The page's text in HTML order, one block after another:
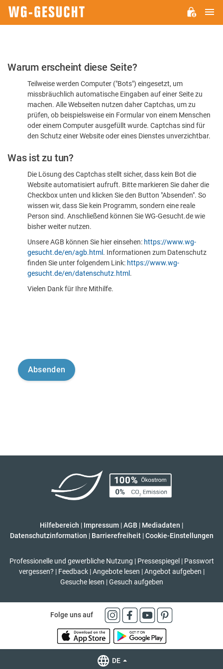
Bitte
dass
sind
Warum erscheint diese Seite?
Teilweise werden Computer ("Bots") eingesetzt, um
missbräuchlich automatische Eingaben auf einer Seite zu
machen. Alle Webseiten nutzen daher Captchas, um zu
prüfen, ob beispielsweise ein Formular von einem Menschen
oder einem Computer ausgefüllt wurde. Captchas sind für
den Schutz einer Website oder eines Dienstes unverzichtbar.
Was ist zu tun?
Die Lösung des Captchas stellt sicher, dass kein Bot die
Website automatisiert aufruft. Bitte markieren Sie daher die
Checkbox unten und klicken Sie den Button "Absenden". So
wissen wir, dass Sie kein Programm, sondern eine reale
Person sind. Anschließend können Sie WG-Gesucht.de wie
bisher weiter nutzen.
Unsere AGB können Sie hier einsehen: https://www.wg-
gesucht.de/en/agb.html . Informationen zum Datenschutz
finden Sie unter folgendem Link: https://www.wg-
gesucht.de/en/datenschutz.html .
Vielen Dank für Ihre Mithilfe.
Hilfebereich | Impressum |AGB | Mediadaten |
Datenschutzinformation | Barrierefreiheit | Cookie-Einstellungen
Professionelle und gewerbliche Nutzung | Pressespiegel | Passwort
vergessen? | Feedback | Angebote lesen | Angebot aufgeben |
Gesuche lesen | Gesuch aufgeben
Folge uns auf
DE